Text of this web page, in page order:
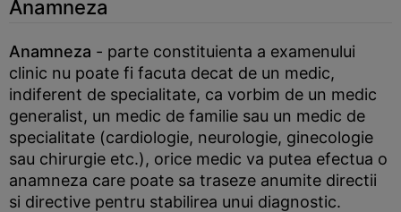
Anamneza
Anamneza - parte constituienta a examenului
clinic nu poate fi facuta decat de un medic,
indiferent de specialitate, ca vorbim de un medic
generalist, un medic de familie sau un medic de
specialitate (cardiologie, neurologie, ginecologie
sau chirurgie etc.), orice medic va putea efectua o
anamneza care poate sa traseze anumite directii
si directive pentru stabilirea unui diagnostic.